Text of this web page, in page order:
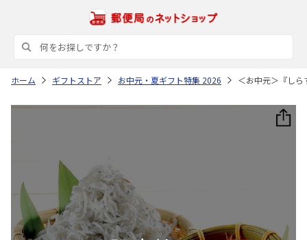
ホーム ギフトストア お中元・夏ギフト特集 2026 ＜お中元＞『し